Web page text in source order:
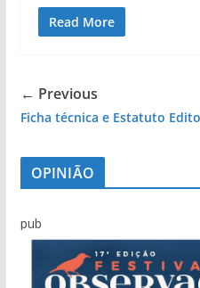
Read More
← Previous
Ficha técnica e Estatuto
OPINIÃO
pub